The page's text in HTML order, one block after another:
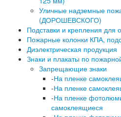
Уличные надземные
(ДОРОШЕВСКОГО)
Подставки и крепления для
Пожарные колонки КПА,
Диэлектрическая продукция
Знаки и плакаты по
Запрещающие знаки
-На пленке
-На пленке
-На пленке
самоклеящиеся